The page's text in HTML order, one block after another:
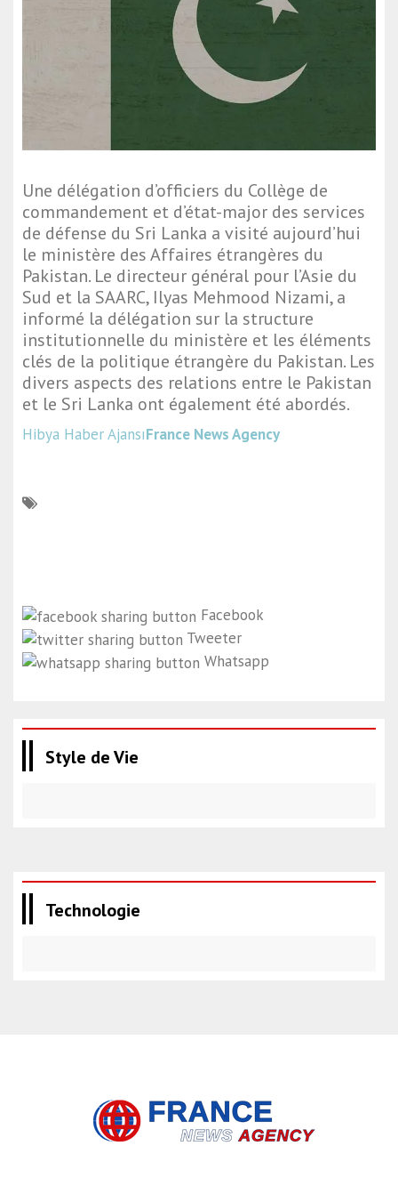
Une délégation d’officiers du Collège de
commandement et d’état-major des services
de défense du Sri Lanka a visité aujourd’hui
le ministère des Affaires étrangères du
Pakistan. Le directeur général pour l’Asie du
Sud et la SAARC, Ilyas Mehmood Nizami, a
informé la délégation sur la structure
institutionnelle du ministère et les éléments
clés de la politique étrangère du Pakistan. Les
divers aspects des relations entre le Pakistan
et le Sri Lanka ont également été abordés.
Hibya Haber AjansıFrance News Agency
Facebook
Tweeter
Whatsapp
Style de Vie
Technologie